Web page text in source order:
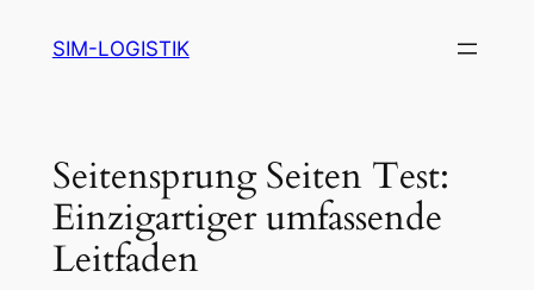
SIM-LOGISTIK
Seitensprung Seiten Test:
Einzigartiger umfassende
Leitfaden